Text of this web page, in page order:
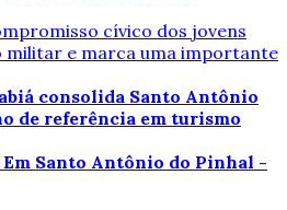
cívico dos jovens
militar e marca uma importante
Em Santo Antônio do Pinhal -